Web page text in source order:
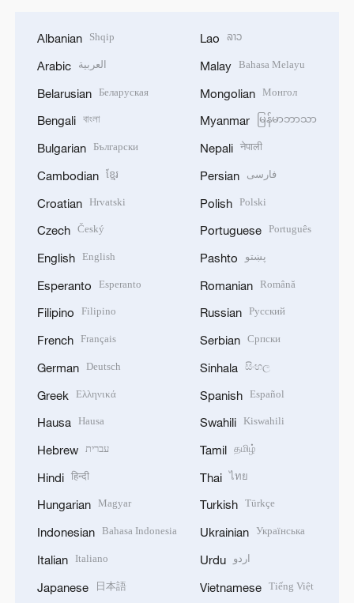
Albanian Shqip
Arabic العربية
Belarusian Беларуская
Bengali বাংলা
Bulgarian Български
Cambodian ខ្មែរ
Croatian Hrvatski
Czech Český
English English
Esperanto Esperanto
Filipino Filipino
French Français
German Deutsch
Greek Ελληνικά
Hausa Hausa
Hebrew עברית
Hindi हिन्दी
Hungarian Magyar
Indonesian Bahasa Indonesia
Italian Italiano
Japanese 日本語
Lao ລາວ
Malay Bahasa Melayu
Mongolian Монгол
Myanmar မြန်မာဘာသာ
Nepali नेपाली
Persian فارسی
Polish Polski
Portuguese Português
Pashto پښتو
Romanian Română
Russian Русский
Serbian Српски
Sinhala සිංහල
Spanish Español
Swahili Kiswahili
Tamil தமிழ்
Thai ไทย
Turkish Türkçe
Ukrainian Українська
Urdu اردو
Vietnamese Tiếng Việt